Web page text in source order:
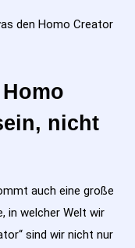
den Homo Creator
nicht
auch eine große
in welcher Welt wir
sind wir nicht nur